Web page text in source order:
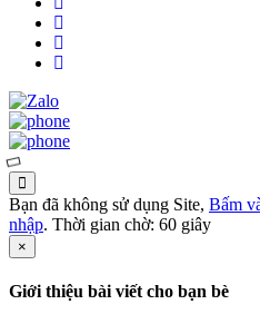
Bạn đã không sử dụng Site, Bấm
nhập. Thời gian chờ: 60 giây
×
Giới thiệu bài viết cho bạn bè